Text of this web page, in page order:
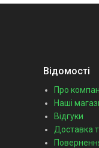
Відомості
Про
Наші
Відгуки
Доставка